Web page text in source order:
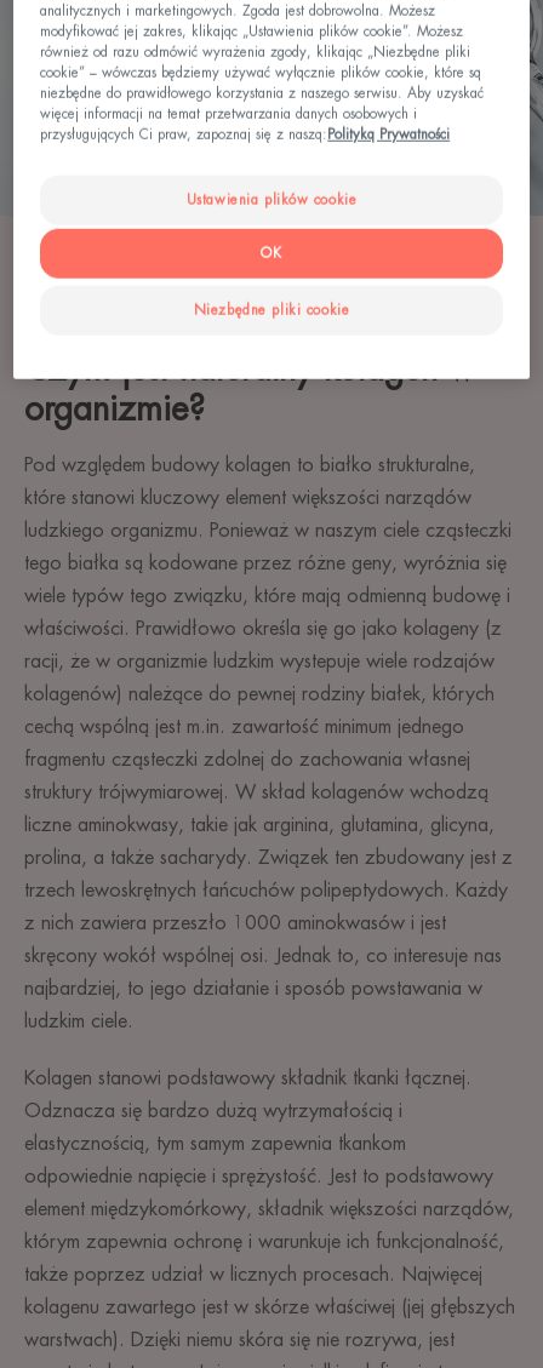
Czym jest naturalny kolagen w
organizmie?
Pod względem budowy kolagen to białko strukturalne,
które stanowi kluczowy element większości narządów
ludzkiego organizmu. Ponieważ w naszym ciele cząsteczki
tego białka są kodowane przez różne geny, wyróżnia się
wiele typów tego związku, które mają odmienną budowę i
właściwości. Prawidłowo określa się go jako kolageny (z
racji, że w organizmie ludzkim wystepuje wiele rodzajów
kolagenów) należące do pewnej rodziny białek, których
cechą wspólną jest m.in. zawartość minimum jednego
fragmentu cząsteczki zdolnej do zachowania własnej
struktury trójwymiarowej. W skład kolagenów wchodzą
liczne aminokwasy, takie jak arginina, glutamina, glicyna,
prolina, a także sacharydy. Związek ten zbudowany jest z
trzech lewoskrętnych łańcuchów polipeptydowych. Każdy
z nich zawiera przeszło 1000 aminokwasów i jest
skręcony wokół wspólnej osi. Jednak to, co interesuje nas
najbardziej, to jego działanie i sposób powstawania w
ludzkim ciele.
Kolagen stanowi podstawowy składnik tkanki łącznej.
Odznacza się bardzo dużą wytrzymałością i
elastycznością, tym samym zapewnia tkankom
odpowiednie napięcie i sprężystość. Jest to podstawowy
element międzykomórkowy, składnik większości narządów,
którym zapewnia ochronę i warunkuje ich funkcjonalność,
także poprzez udział w licznych procesach. Najwięcej
kolagenu zawartego jest w skórze właściwej (jej głębszych
warstwach). Dzięki niemu skóra się nie rozrywa, jest
analitycznych i marketingowych. Zgoda jest dobrowolna. Możesz
modyfikować jej zakres, klikając „Ustawienia plików cookie”. Możesz
również od razu odmówić wyrażenia zgody, klikając „Niezbędne pliki
cookie” – wówczas będziemy używać wyłącznie plików cookie, które są
niezbędne do prawidłowego korzystania z naszego serwisu. Aby uzyskać
więcej informacji na temat przetwarzania danych osobowych i
przysługujących Ci praw, zapoznaj się z naszą: Polityką Prywatności
Ustawienia plików cookie
Niezbędne pliki cookie
OK